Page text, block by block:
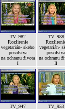
TV_982
Rozšírenie
vegetarián- skeho
posolstva
na ochranu života
I
TV_988
vegetarián-
posolstva
na ochranu
II
TV_947 TV_953